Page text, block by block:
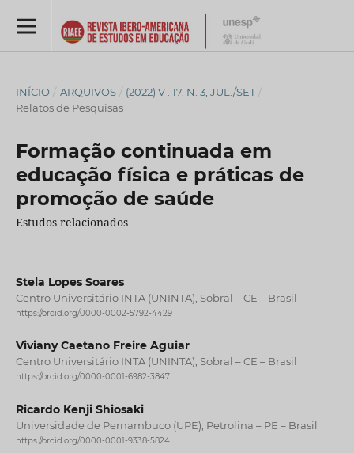
INÍCIO / ARQUIVOS / (2022) V . 17, N. 3, JUL./SET /
Relatos de Pesquisas
Formação continuada em
educação física e práticas de
promoção de saúde
Estudos relacionados
Stela Lopes Soares
Centro Universitário INTA (UNINTA), Sobral – CE – Brasil
https://orcid.org/0000-0002-5792-4429
Viviany Caetano Freire Aguiar
Centro Universitário INTA (UNINTA), Sobral – CE – Brasil
https://orcid.org/0000-0001-6982-3847
Ricardo Kenji Shiosaki
Universidade de Pernambuco (UPE), Petrolina – PE – Brasil
https://orcid.org/0000-0001-9338-5824